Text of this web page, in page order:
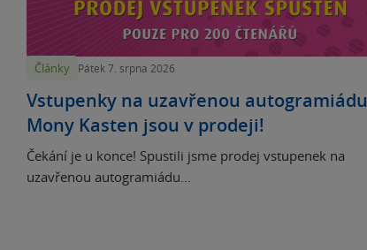
Články Pátek 7. srpna 2026
Vstupenky na uzavřenou autogramiádu
Mony Kasten jsou v prodeji!
Čekání je u konce! Spustili jsme prodej vstupenek na
uzavřenou autogramiádu...